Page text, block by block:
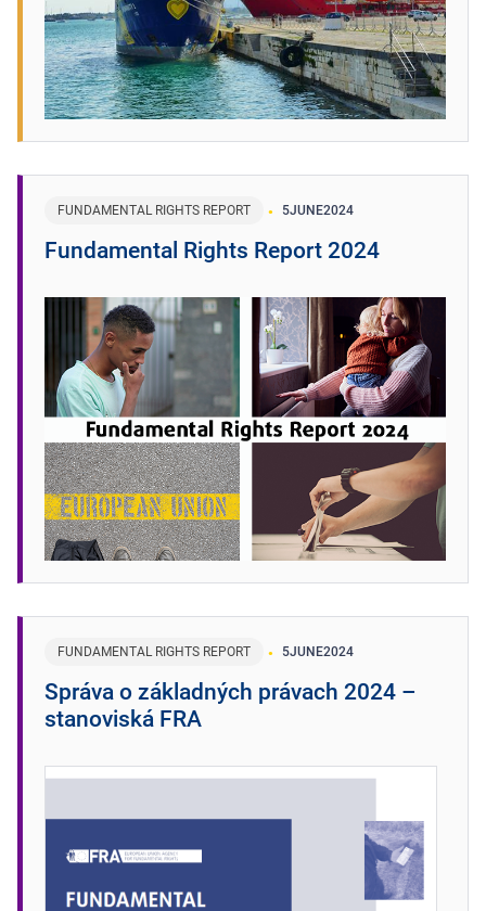
FUNDAMENTAL RIGHTS REPORT 5JUNE2024
Fundamental Rights Report 2024
FUNDAMENTAL RIGHTS REPORT 5JUNE2024
Správa o základných právach 2024 –
stanoviská FRA